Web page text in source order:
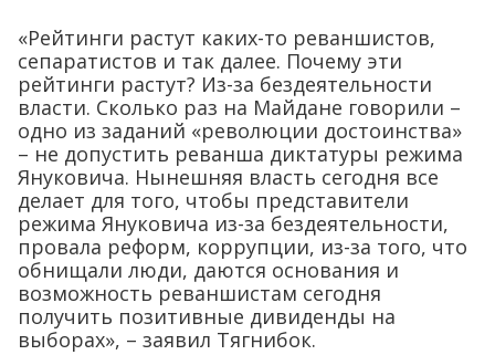
«Рейтинги растут каких-то реваншистов,
сепаратистов и так далее. Почему эти
рейтинги растут? Из-за бездеятельности
власти. Сколько раз на Майдане говорили –
одно из заданий «революции достоинства»
– не допустить реванша диктатуры режима
Януковича. Нынешняя власть сегодня все
делает для того, чтобы представители
режима Януковича из-за бездеятельности,
провала реформ, коррупции, из-за того, что
обнищали люди, даются основания и
возможность реваншистам сегодня
получить позитивные дивиденды на
выборах», – заявил Тягнибок.